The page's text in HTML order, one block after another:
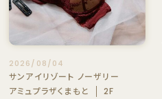
2026/08/04
サンアイリゾート ノーザリー
アミュプラザくまもと
2F